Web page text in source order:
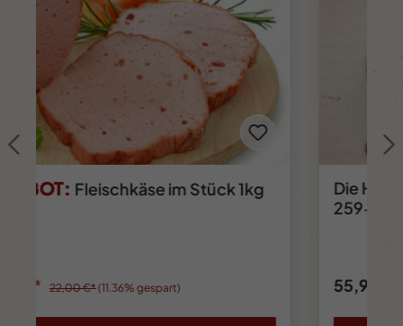
Tipp
TIPP:Schlemmertüte
24,35 €*